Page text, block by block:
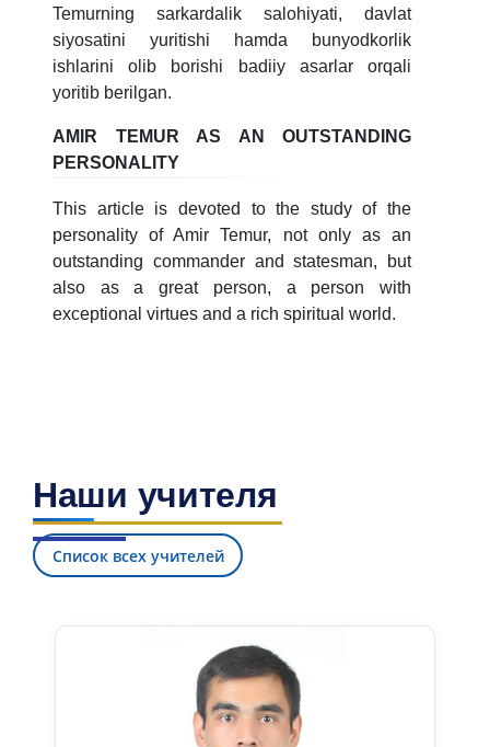
Temurning sarkardalik salohiyati, davlat
siyosatini yuritishi hamda bunyodkorlik
ishlarini olib borishi badiiy asarlar orqali
yoritib berilgan.
AMIR TEMUR AS AN OUTSTANDING
PERSONALITY
This article is devoted to the study of the
personality of Amir Temur, not only as an
outstanding commander and statesman, but
also as a great person, a person with
exceptional virtues and a rich spiritual world.
Наши учителя
Список всех учителей
7. Колл-центр (4)
8. Квота (бакалавриат) (1) 9. Квота (магистратура) (1)
✉️ Написать администратору